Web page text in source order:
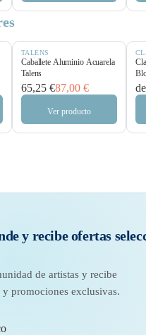
TALENS
Caballete Aluminio Acuarela
Talens
65,25 €87,00 €
Ver producto
y recibeofertas
de artistas y recibe
y promociones exclusivas.